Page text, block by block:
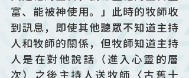
富、能被神使用。」此時的牧師收
到訊息，即使其他聽眾不知道主持
人和牧師的關係，但牧師知道主持
人是在對他說話（進入心靈的層